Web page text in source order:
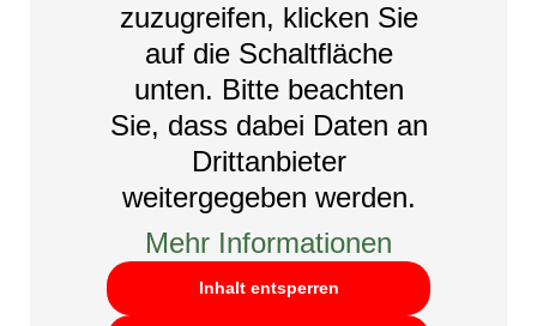
zuzugreifen, klicken Sie
auf die Schaltfläche
unten. Bitte beachten
Sie, dass dabei Daten an
Drittanbieter
weitergegeben werden.
Mehr Informationen
Inhalt entsperren